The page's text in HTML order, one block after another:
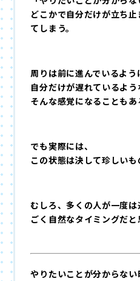
どこかで自分だけが立ち
てしまう。
周りは前に進んでいるよう
自分だけが遅れているよう
そんな感覚になることもあ
でも実際には、
この状態は決して珍しいも
むしろ、多くの人が一度は
ごく自然なタイミングだと
やりたいことが分からない